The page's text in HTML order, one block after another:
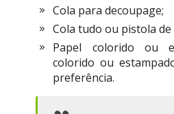
Cola para decoupage;
Cola tudo ou pistola de
Papel colorido ou
colorido ou
preferência.